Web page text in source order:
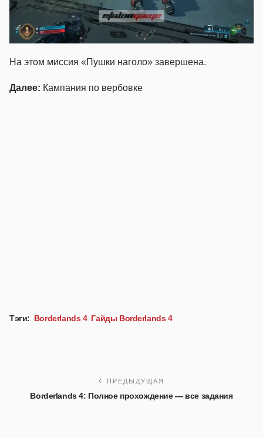
На этом миссия «Пушки наголо» завершена.
Далее: Кампания по вербовке
Тэги: Borderlands 4 Гайды Borderlands 4
ПРЕДЫДУЩАЯ
Borderlands 4: Полное прохождение — все задания